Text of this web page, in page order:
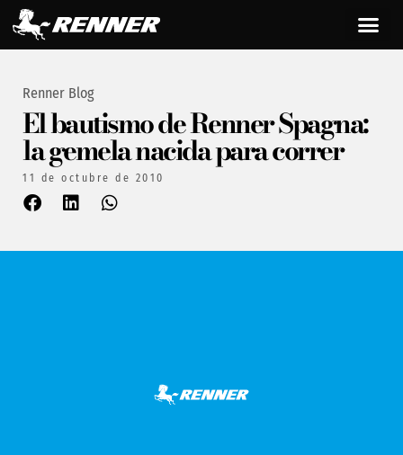
Renner Blog
El bautismo de Renner Spagna:
la gemela nacida para correr
11 de octubre de 2010